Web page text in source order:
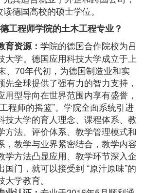
德国高校的硕士学位。
工程师学院的土木工程专业？
育资源： 学院的德国合作院校为吕
大学。德国应用科技大学成立于上
、70年代初，为德国制造业和实
先全球提供了强有力的智力支持，
用型导向在世界范围内享有盛誉，
程师的摇篮”。学院全面系统引进
技大学的育人理念、课程体系、教
方法、评价体系、教学管理模式和
，教学与业界紧密结合，教学内容
学方法凸显应用、教学环节深入企
国门，就可以接受到 “原汁原味”的
学教育。